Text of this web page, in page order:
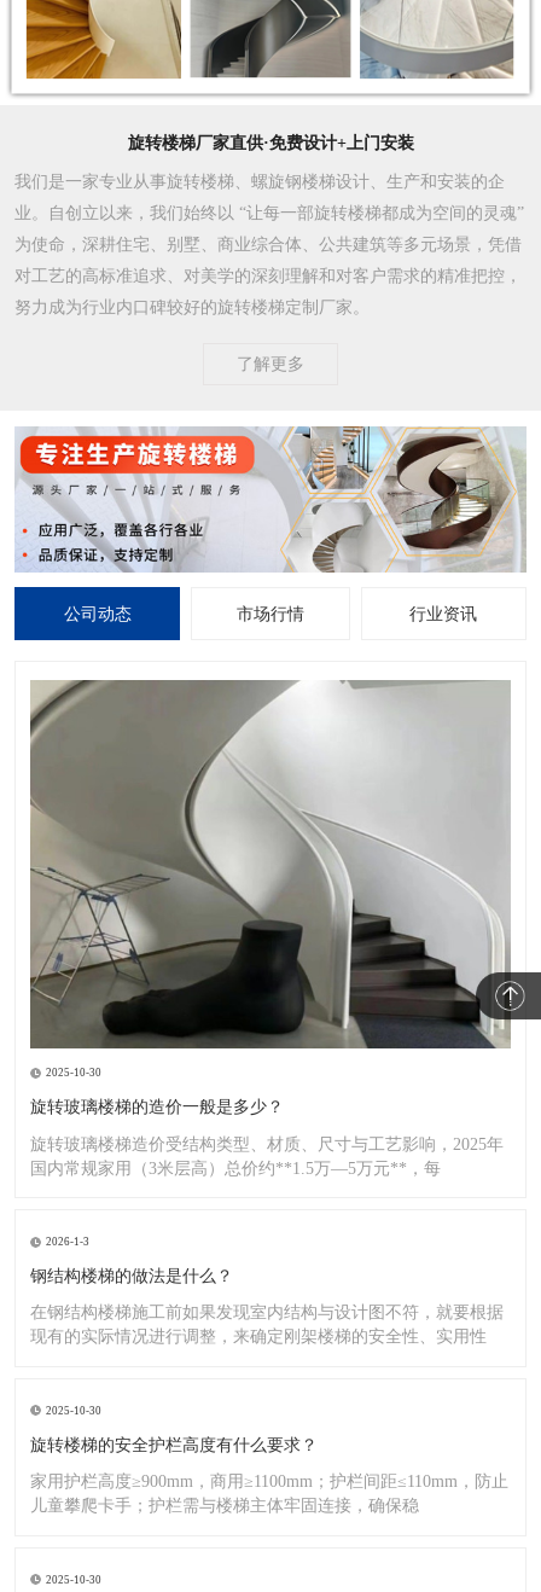
旋转楼梯厂家直供·免费设计+上门安装
我们是一家专业从事旋转楼梯、螺旋钢楼梯设计、生产和安装的企
业。自创立以来，我们始终以 “让每一部旋转楼梯都成为空间的灵魂”
为使命，深耕住宅、别墅、商业综合体、公共建筑等多元场景，凭借
对工艺的高标准追求、对美学的深刻理解和对客户需求的精准把控，
努力成为行业内口碑较好的旋转楼梯定制厂家。​
了解更多
公司动态 市场行情 行业资讯
2025-10-30
旋转玻璃楼梯的造价一般是多少？
旋转玻璃楼梯造价受结构类型、材质、尺寸与工艺影响，2025年
国内常规家用（3米层高）总价约**1.5万—5万元**，每
2026-1-3
钢结构楼梯的做法是什么？
在钢结构楼梯施工前如果发现室内结构与设计图不符，就要根据
现有的实际情况进行调整，来确定刚架楼梯的安全性、实用性
2025-10-30
旋转楼梯的安全护栏高度有什么要求？
家用护栏高度≥900mm，商用≥1100mm；护栏间距≤110mm，防止
儿童攀爬卡手；护栏需与楼梯主体牢固连接，确保稳
2025-10-30